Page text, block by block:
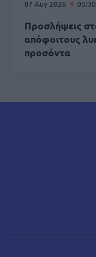
07 Αυγ 2026 05:30
Προσλήψεις
απόφοιτους
προσόντα